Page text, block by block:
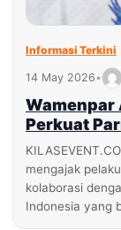
Informasi Terkini
14 May 2026•
Wamenpar
Perkuat
mengajak
kolaborasi
Indonesia yang